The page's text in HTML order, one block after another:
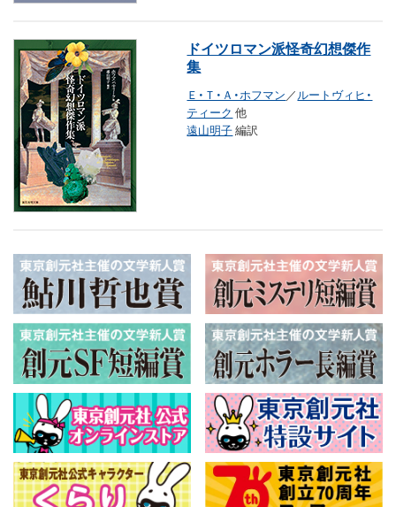
ドイツロマン派怪奇幻想傑作
集
Ｅ・Ｔ・Ａ・ホフマン／ルートヴィヒ・
ティーク 他
遠山明子編訳